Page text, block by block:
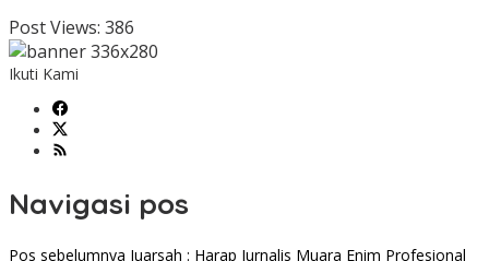
Post Views: 386
Ikuti Kami
Navigasi pos
Pos sebelumnya Juarsah : Harap Jurnalis Muara Enim Profesional